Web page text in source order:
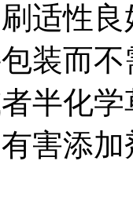
适性
装而
半化
害添